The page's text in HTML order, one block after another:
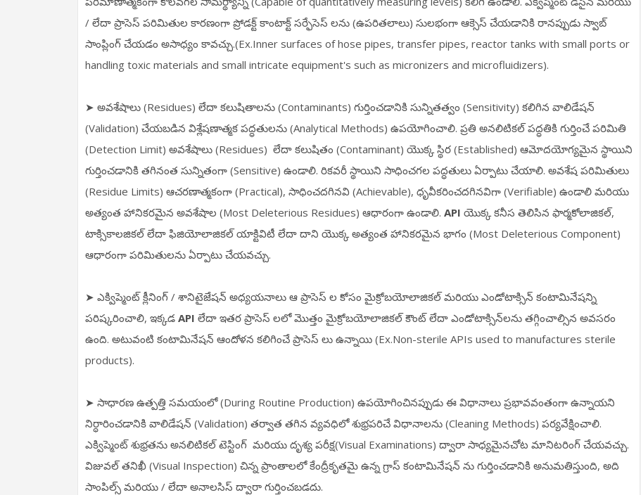
/ లేదా ప్రాసెస్ పరిమితుల కారణంగా ప్రోడక్ట్ కాంటాక్ట్ సర్ఫేసెస్ లను (ఉపరితలాలు) సులభంగా ఆక్సెస్ చేయడానికి రానప్పుడు స్వాబ్
సాంప్లింగ్ చేయడం అసాధ్యం కావచ్చు.(Ex.Inner surfaces of hose pipes, transfer pipes, reactor tanks with small ports or
handling toxic materials and small intricate equipment's such as micronizers and microfluidizers).
➤ అవశేషాలు (Residues) లేదా కలుషితాలను (Contaminants) గుర్తించడానికి సున్నితత్వం (Sensitivity) కలిగిన వాలిడేషన్
(Validation) చేయబడిన విశ్లేషణాత్మక పద్ధతులను (Analytical Methods) ఉపయోగించాలి. ప్రతి అనలిటికల్ పద్ధతికి గుర్తించే పరిమితి
(Detection Limit) అవశేషాలు (Residues) లేదా కలుషితం (Contaminant) యొక్క స్థిర (Established) ఆమోదయోగ్యమైన స్థాయిని
గుర్తించడానికి తగినంత సున్నితంగా (Sensitive) ఉండాలి. రికవరీ స్థాయిని సాధించగల పద్ధతులు ఏర్పాటు చేయాలి. అవశేష పరిమితులు
(Residue Limits) ఆచరణాత్మకంగా (Practical), సాధించదగినవి (Achievable), ధృవీకరించదగినవిగా (Verifiable) ఉండాలి మరియు
అత్యంత హానికరమైన అవశేషాల (Most Deleterious Residues) ఆధారంగా ఉండాలి. API యొక్క కనీస తెలిసిన ఫార్మకోలాజికల్,
టాక్సికాలజికల్ లేదా ఫిజియోలాజికల్ యాక్టివిటీ లేదా దాని యొక్క అత్యంత హానికరమైన భాగం (Most Deleterious Component)
ఆధారంగా పరిమితులను ఏర్పాటు చేయవచ్చు.
➤ ఎక్విప్మెంట్ క్లీనింగ్ / శానిటైజేషన్ అధ్యయనాలు ఆ ప్రాసెస్ ల కోసం మైక్రోబయోలాజికల్ మరియు ఎండోటాక్సిన్ కంటామినేషన్ని
పరిష్కరించాలి, ఇక్కడ API లేదా ఇతర ప్రాసెస్ లలో మొత్తం మైక్రోబయోలాజికల్ కౌంట్ లేదా ఎండోటాక్సిన్‌లను తగ్గించాల్సిన అవసరం
ఉంది. అటువంటి కంటామినేషన్ ఆందోళన కలిగించే ప్రాసెస్ లు ఉన్నాయి (Ex.Non-sterile APIs used to manufactures sterile
products).
➤ సాధారణ ఉత్పత్తి సమయంలో (During Routine Production) ఉపయోగించినప్పుడు ఈ విధానాలు ప్రభావవంతంగా ఉన్నాయని
నిర్ధారించడానికి వాలిడేషన్ (Validation) తర్వాత తగిన వ్యవధిలో శుభ్రపరిచే విధానాలను (Cleaning Methods) పర్యవేక్షించాలి.
ఎక్విప్మెంట్ శుభ్రతను అనలిటికల్ టెస్టింగ్ మరియు దృశ్య పరీక్ష(Visual Examinations) ద్వారా సాధ్యమైనచోట మానిటరింగ్ చేయవచ్చు.
విజువల్ తనిఖీ (Visual Inspection) చిన్న ప్రాంతాలలో కేంద్రీకృతమై ఉన్న గ్రాస్ కంటామినేషన్ ను గుర్తించడానికి అనుమతిస్తుంది, అది
సాంపిల్స్ మరియు / లేదా అనాలసిస్ ద్వారా గుర్తించబడదు.